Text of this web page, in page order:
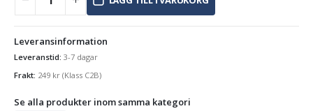
Leveransinformation
Leveranstid: 3-7 dagar
Frakt: 249 kr (Klass C2B)
Se alla produkter inom samma kategori